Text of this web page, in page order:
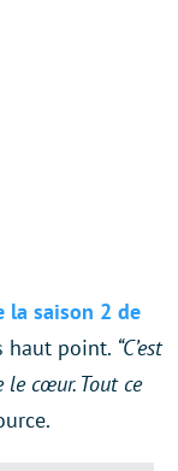
la saison 2 de
haut point. “C’est
le cœur. Tout ce